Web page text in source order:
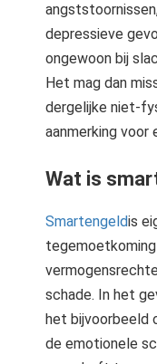
depressieve
ongewoon bij
Het mag dan
dergelijke niet-
aanmerking voor
Wat is
Smartengeldis
schade. In het
het bijvoorbeeld
de emotionele